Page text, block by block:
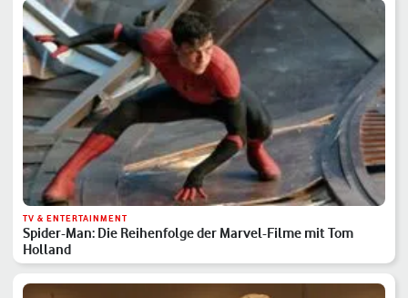
TV & ENTERTAINMENT
Spider-Man: Die Reihenfolge der Marvel-Filme mit Tom
Holland